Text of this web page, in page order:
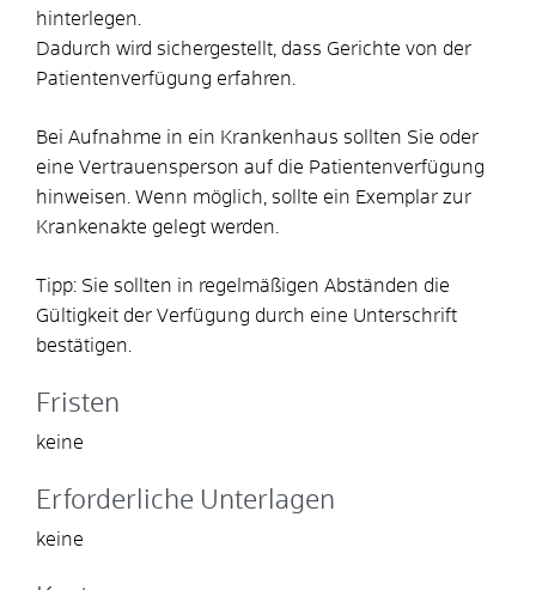
hinterlegen.
Dadurch wird sichergestellt, dass Gerichte von der
Patientenverfügung erfahren.
Bei Aufnahme in ein Krankenhaus sollten Sie oder
eine Vertrauensperson auf die Patientenverfügung
hinweisen. Wenn möglich, sollte ein Exemplar zur
Krankenakte gelegt werden.
Tipp: Sie sollten in regelmäßigen Abständen die
Gültigkeit der Verfügung durch eine Unterschrift
bestätigen.
Fristen
keine
Erforderliche Unterlagen
keine